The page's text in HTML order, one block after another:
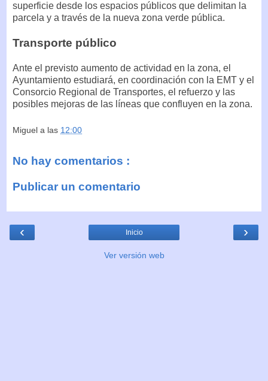
superficie desde los espacios públicos que delimitan la
parcela y a través de la nueva zona verde pública.
Transporte público
Ante el previsto aumento de actividad en la zona, el
Ayuntamiento estudiará, en coordinación con la EMT y el
Consorcio Regional de Transportes, el refuerzo y las
posibles mejoras de las líneas que confluyen en la zona.
Miguel a las 12:00
No hay comentarios :
Publicar un comentario
‹ ›
Inicio
Ver versión web